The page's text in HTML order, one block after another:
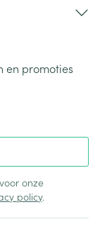
en promoties
onze
policy.